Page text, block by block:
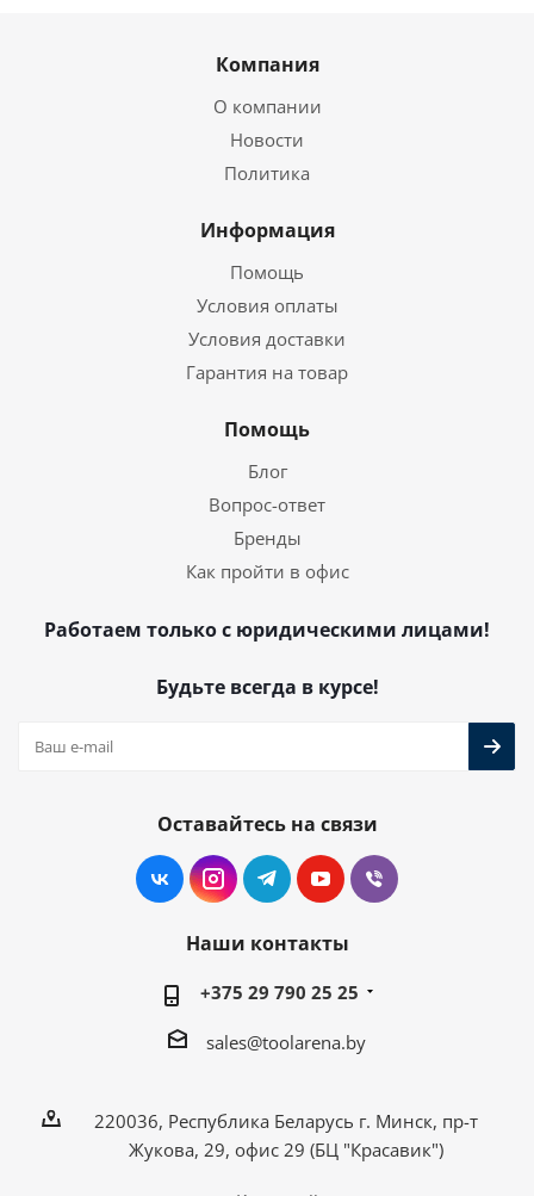
Компания
О компании
Новости
Политика
Информация
Помощь
Условия оплаты
Условия доставки
Гарантия на товар
Помощь
Блог
Вопрос-ответ
Бренды
Как пройти в офис
Работаем только с юридическими лицами!
Будьте всегда в курсе!
Оставайтесь на связи
Наши контакты
+375 29 790 25 25
sales@toolarena.by
220036, Республика Беларусь г. Минск, пр-т
Жукова, 29, офис 29 (БЦ "Красавик")